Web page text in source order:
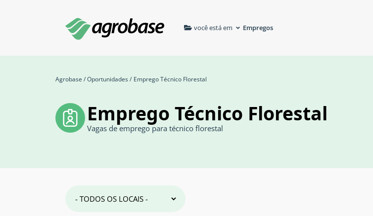
você está em Empregos
Agrobase /Oportunidades/ Emprego Técnico Florestal
Emprego Técnico Florestal
Vagas de emprego para técnico florestal